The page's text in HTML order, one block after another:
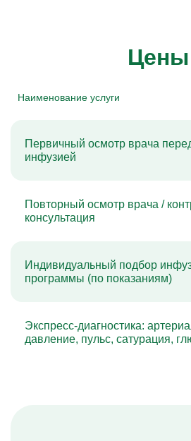
Цены
Наименование услуги
Первичный осмотр врача
инфузией
Повторный осмотр врача /
консультация
Индивидуальный подбор
программы (по показаниям)
Экспресс-диагностика:
давление, пульс, сатурация,